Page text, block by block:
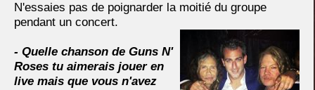
N'essaies pas de poignarder la moitié du groupe
pendant un concert.
- Quelle chanson de Guns N'
Roses tu aimerais jouer en
live mais que vous n'avez